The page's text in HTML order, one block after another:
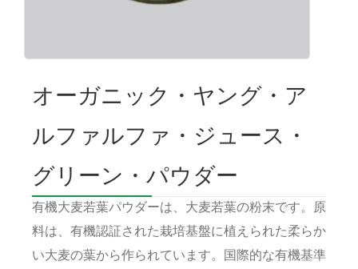
オーガニック・ヤング・ア
ルファルファ・ジュース・
グリーン・パウダー
有機大麦若葉パウダーは、大麦若葉の粉末です。原
料は、有機認証された栽培基盤に植えられた柔らか
い大麦の葉から作られています。国際的な有機基準